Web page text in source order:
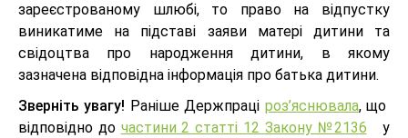
зареєстрованому шлюбі, то право на відпустку
виникатиме на підставі заяви матері дитини та
свідоцтва про народження дитини, в якому
зазначена відповідна інформація про батька дитини.
Зверніть увагу! Раніше Держпраці роз’яснювала, що
відповідно до частини 2 статті 12 Закону №2136 у